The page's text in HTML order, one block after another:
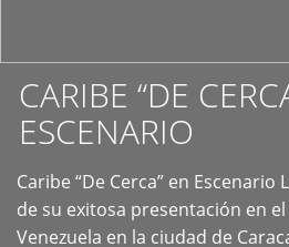
CARIBE “DE
ESCENARIO
Caribe “De Cerca” en Escenario
de su exitosa presentación en
Venezuela en la ciudad de